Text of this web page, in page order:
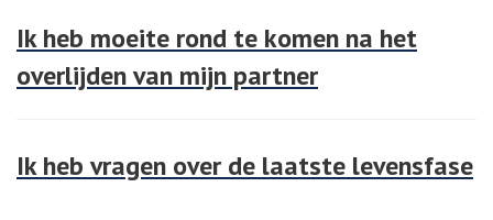
Ik heb moeite rond te komen na het
overlijden van mijn partner
Ik heb vragen over de laatste levensfase